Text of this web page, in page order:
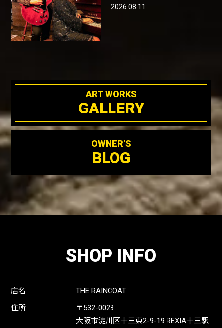
2026.08.11
ART WORKS
GALLERY
OWNER'S
BLOG
SHOP INFO
店名
THE RAINCOAT
住所
〒532-0023
大阪市淀川区十三東2-9-19 REXIA十三駅